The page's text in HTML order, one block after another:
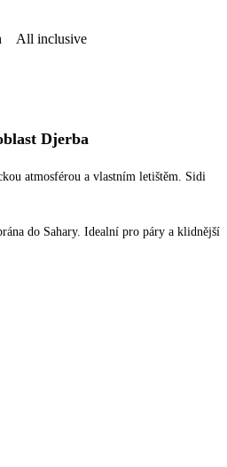
All inclusive
Djerba
atmosférou a vlastním letištěm. Sidi
do Sahary. Idealní pro páry a klidnější